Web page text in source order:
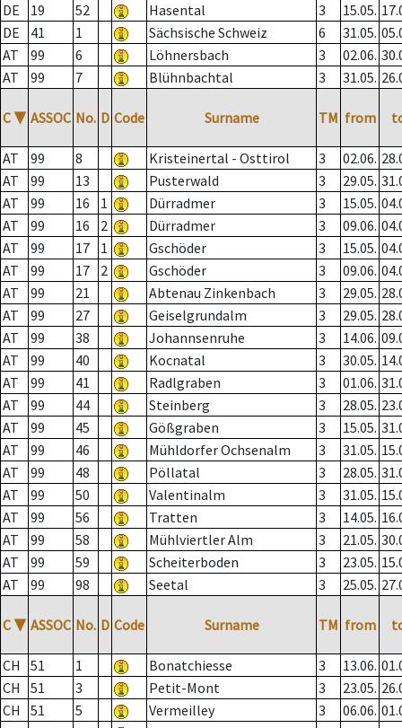
DE
19 52 Hasental 3 15.05.
DE
41 1 Sächsische Schweiz 6 31.05.
AT
99 6 Löhnersbach 3 02.06.
AT
99 7 Blühnbachtal 3 31.05.
C ▼ ASSOC No. D Code Surname TM from
AT 99 8 Kristeinertal - Osttirol 3 02.06.
AT
99 13 Pusterwald 3 29.05.
AT
99 16 1 Dürradmer 3 15.05.
AT
99 16 2 Dürradmer 3 09.06.
AT
99 17 1 Gschöder 3 15.05.
AT
99 17 2 Gschöder 3 09.06.
AT
99 21 Abtenau Zinkenbach 3 29.05.
AT
99 27 Geiselgrundalm 3 29.05.
AT
99 38 Johannsenruhe 3 14.06.
AT
99 40 Kocnatal 3 30.05.
AT
99 41 Radlgraben 3 01.06.
AT
99 44 Steinberg 3 28.05.
AT
99 45 Gößgraben 3 15.05.
AT
99 46 Mühldorfer Ochsenalm 3 31.05.
AT
99 48 Pöllatal 3 28.05.
AT
99 50 Valentinalm 3 31.05.
AT
99 56 Tratten 3 14.05.
AT
99 58 Mühlviertler Alm 3 21.05.
AT
99 59 Scheiterboden 3 23.05.
AT
99 98 Seetal 3 25.05.
C ▼ ASSOC No. D Code Surname TM from
CH 51 1 Bonatchiesse 3 13.06.
CH
51 3 Petit-Mont 3 23.05.
CH
51 5 Vermeilley 3 06.06.